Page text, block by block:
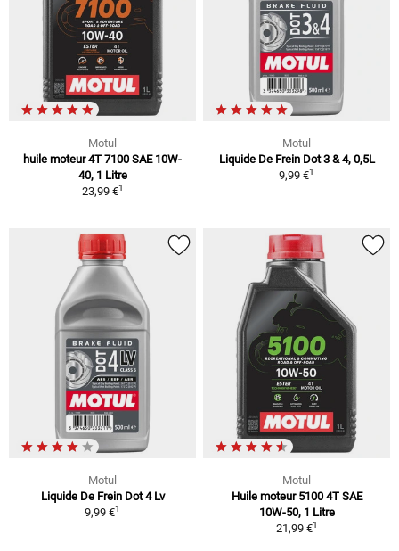
Motul
huile moteur 4T 7100 SAE 10W-
40, 1 Litre
23,99 €1
Motul
Liquide De Frein Dot 3 & 4, 0,5L
9,99 €1
Motul
Liquide De Frein Dot 4 Lv
9,99 €1
Motul
Huile moteur 5100 4T SAE
10W-50, 1 Litre
21,99 €1